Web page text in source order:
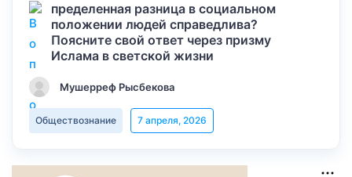
пределенная разница в социальном
положении людей справедлива?
Поясните свой ответ через призму
Ислама в светской жизни
Мушерреф Рысбекова
Обществознание 7 апреля, 2026